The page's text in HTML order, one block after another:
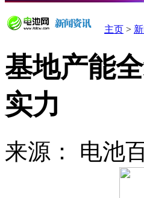
主页 >
基地产能
实力
来源： 电池